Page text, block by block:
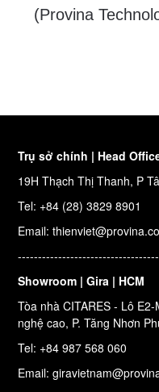
(Provina
Trụ sở chính | Head
19H Thạch Thị Thanh, P
Tel: +84 (28) 3829 8901
Email:
Showroom | Gira | HCM
Tòa nhà CITARES - Lô
nghệ cao, P. Tăng Nhơn
Tel: +84 987 568 060
Email: